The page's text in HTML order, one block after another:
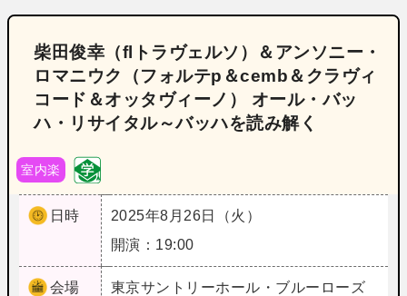
柴田俊幸（flトラヴェルソ）＆アンソニー・
ロマニウク（フォルテp＆cemb＆クラヴィ
コード＆オッタヴィーノ） オール・バッ
ハ・リサイタル～バッハを読み解く
室内楽
日時
2025年8月26日（火）
開演：19:00
会場 東京サントリーホール・ブルーローズ